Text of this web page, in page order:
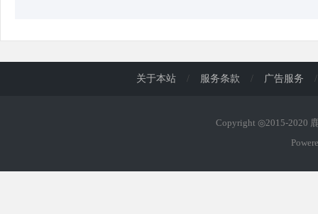
关于本站 / 服务条款 / 广告服务 /
Copyright ◎2015-2020